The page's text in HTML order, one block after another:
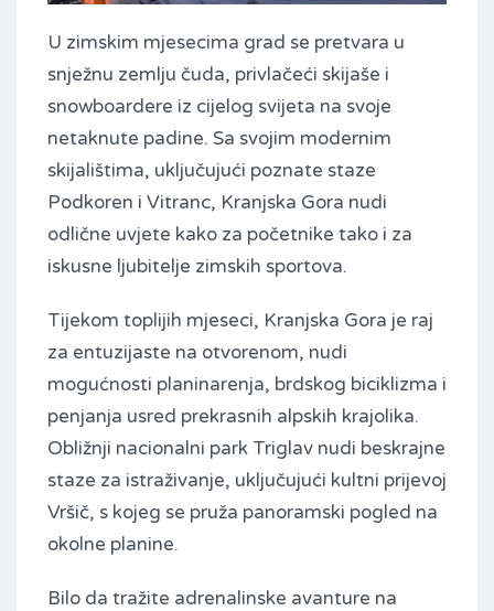
U zimskim mjesecima grad se pretvara u
snježnu zemlju čuda, privlačeći skijaše i
snowboardere iz cijelog svijeta na svoje
netaknute padine. Sa svojim modernim
skijalištima, uključujući poznate staze
Podkoren i Vitranc, Kranjska Gora nudi
odlične uvjete kako za početnike tako i za
iskusne ljubitelje zimskih sportova.
Tijekom toplijih mjeseci, Kranjska Gora je raj
za entuzijaste na otvorenom, nudi
mogućnosti planinarenja, brdskog biciklizma i
penjanja usred prekrasnih alpskih krajolika.
Obližnji nacionalni park Triglav nudi beskrajne
staze za istraživanje, uključujući kultni prijevoj
Vršič, s kojeg se pruža panoramski pogled na
okolne planine.
Bilo da tražite adrenalinske avanture na